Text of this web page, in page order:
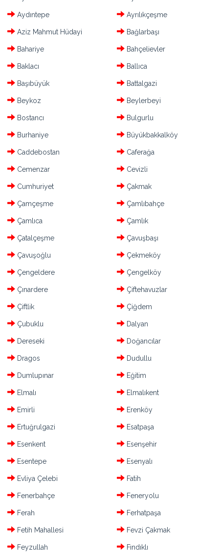
Aydıntepe Ayrılıkçeşme
Aziz Mahmut Hüdayi Bağlarbaşı
Bahariye Bahçelievler
Baklacı Ballıca
Başıbüyük Battalgazi
Beykoz Beylerbeyi
Bostancı Bulgurlu
Burhaniye Büyükbakkalköy
Caddebostan Caferağa
Cemenzar Cevizli
Cumhuriyet Çakmak
Çamçeşme Çamlıbahçe
Çamlıca Çamlık
Çatalçeşme Çavuşbaşı
Çavuşoğlu Çekmeköy
Çengeldere Çengelköy
Çınardere Çiftehavuzlar
Çiftlik Çiğdem
Çubuklu Dalyan
Dereseki Doğancılar
Dragos Dudullu
Dumlupınar Eğitim
Elmalı Elmalıkent
Emirli Erenköy
Ertuğrulgazi Esatpaşa
Esenkent Esenşehir
Esentepe Esenyalı
Evliya Çelebi Fatih
Fenerbahçe Feneryolu
Ferah Ferhatpaşa
Fetih Mahallesi Fevzi Çakmak
Feyzullah Fındıklı